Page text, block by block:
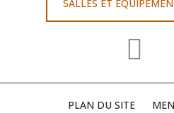
SALLES ET
PLAN DU SITE